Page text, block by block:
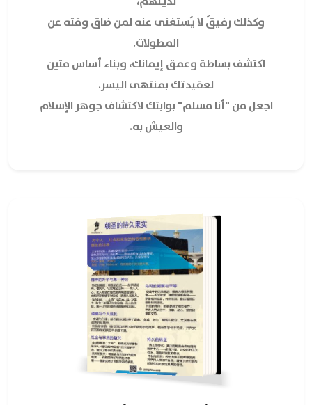
وكذلك رفيقٌ لا يُستغنى عنه لمن ضاق وقته عن
المطولات.
اكتشف بساطة وعمق إيمانك، وبناء أساس متين
لعقيدتك بمنتهى اليسر.
اجعل من "أنا مسلم" بوابتك لاكتشاف جوهر الإسلام
والعيش به.